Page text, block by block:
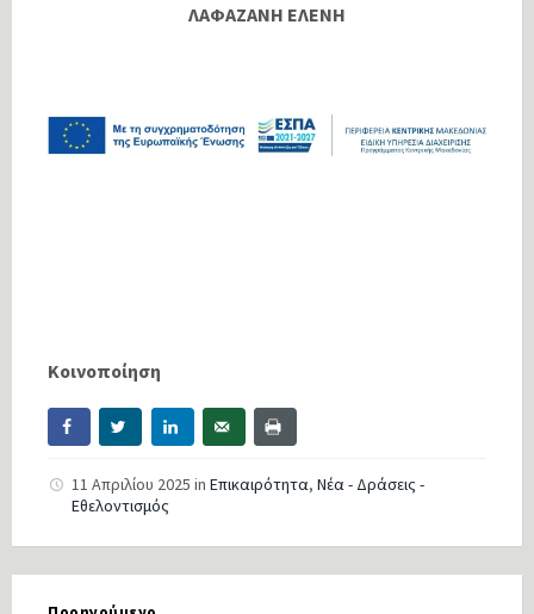
ΛΑΦΑΖΑΝΗ ΕΛΕΝΗ
Κοινοποίηση
11 Απριλίου 2025 in Επικαιρότητα, Νέα - Δράσεις -
Εθελοντισμός